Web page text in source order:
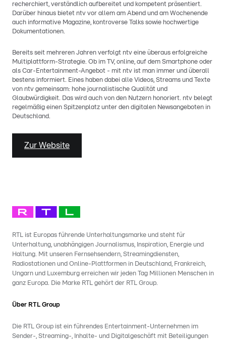
recherchiert, verständlich aufbereitet und kompetent präsentiert.
Darüber hinaus bietet ntv vor allem am Abend und am Wochenende
auch informative Magazine, kontroverse Talks sowie hochwertige
Dokumentationen.
Bereits seit mehreren Jahren verfolgt ntv eine überaus erfolgreiche
Multiplattform-Strategie. Ob im TV, online, auf dem Smartphone oder
als Car-Entertainment-Angebot - mit ntv ist man immer und überall
bestens informiert. Eines haben dabei alle Videos, Streams und Texte
von ntv gemeinsam: hohe journalistische Qualität und
Glaubwürdigkeit. Das wird auch von den Nutzern honoriert. ntv belegt
regelmäßig einen Spitzenplatz unter den digitalen Newsangeboten in
Deutschland.
Zur Website
RTL ist Europas führende Unterhaltungsmarke und steht für
Unterhaltung, unabhängigen Journalismus, Inspiration, Energie und
Haltung. Mit unseren Fernsehsendern, Streamingdiensten,
Radiostationen und Online-Plattformen in Deutschland, Frankreich,
Ungarn und Luxemburg erreichen wir jeden Tag Millionen Menschen in
ganz Europa. Die Marke RTL gehört der RTL Group.
Über RTL Group
Die RTL Group ist ein führendes Entertainment-Unternehmen im
Sender-, Streaming-, Inhalte- und Digitalgeschäft mit Beteiligungen